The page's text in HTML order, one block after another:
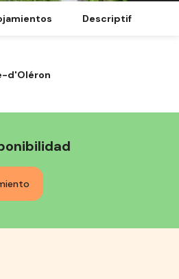
Descriptif
d'Oléron